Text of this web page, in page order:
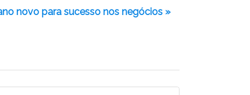
novo para sucesso nos negócios »